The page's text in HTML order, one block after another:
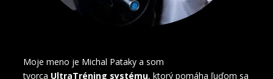
Moje meno je Michal Pataky a som
tvorca UltraTréning systému, ktorý pomáha ľuďom sa